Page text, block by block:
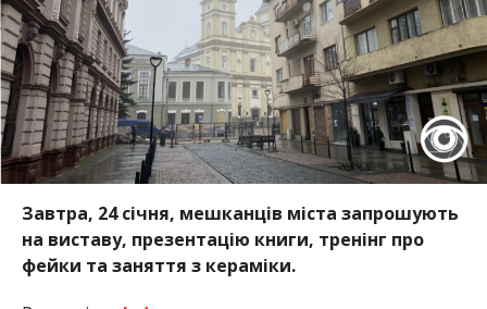
Завтра, 24 січня, мешканців міста запрошують
на виставу, презентацію книги, тренінг про
фейки та заняття з кераміки.